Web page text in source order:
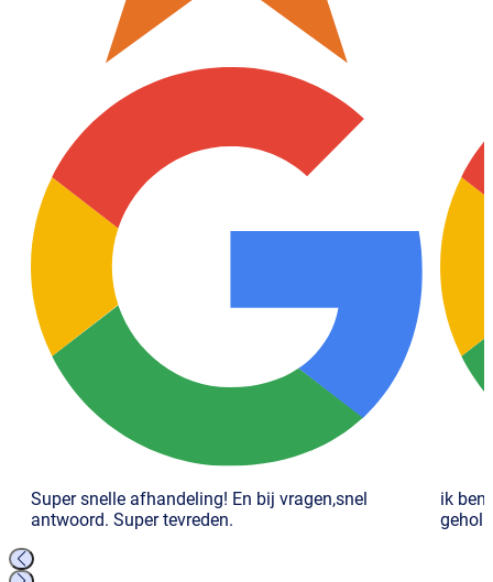
Super snelle afhandeling! En bij vragen,snel
antwoord. Super tevreden.
ik ben